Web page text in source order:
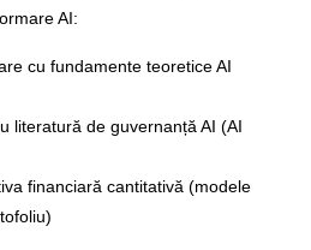
AI:
cu fundamente teoretice AI
literatură de guvernanță AI (AI
financiară cantitativă (modele